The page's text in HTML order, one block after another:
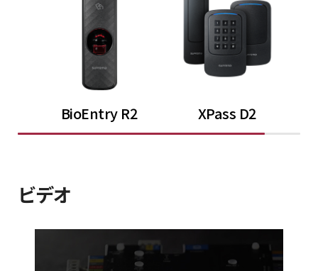
BioEntry R2 XPass D2
ビデオ